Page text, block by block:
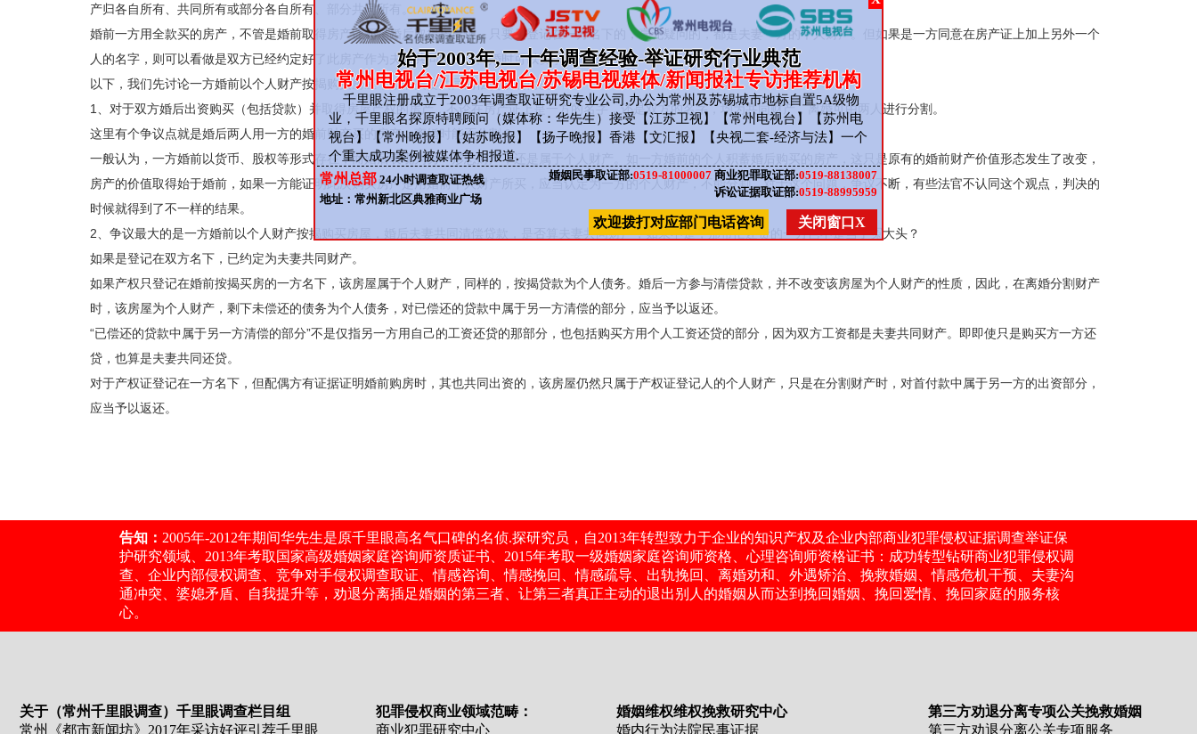
产归各自所有、共同所有或部分各自所有、部分共同所有。
婚前一方用全款买的房产，不管是婚前取得房产证还是婚后取得房产证，只要只登记在一方名下的，毫无疑问的，都是夫妻一方的个人财产。但如果是一方同意在房产证上加上另外一个
人的名字，则可以看做是双方已经约定好了此房产作为夫妻共同财产，离婚时可以要求进行分割。
以下，我们先讨论一方婚前以个人财产按揭购买房屋，婚后夫妻共同清偿贷款的情况
1、对于双方婚后出资购买（包括贷款）并取得房屋产权的房产，不论在房产证上是一方的名字，还是双方的名字，均为共同财产，离婚可由两人进行分割。
这里有个争议点就是婚后两人用一方的婚前财产买的房产，离婚时能否分割？
一般认为，一方婚前以货币、股权等形式存在，而婚后表现为另一形态财产，还是属于个人财产。如一方婚前的个人积蓄婚后购买的房产，这只是原有的婚前财产价值形态发生了改变，
房产的价值取得始于婚前，如果一方能证明此次购买房产是用婚前个人财产所买，应当认定为一方的个人财产，不能分割。对于这个问题，争议不断，有些法官不认同这个观点，判决的
时候就得到了不一样的结果。
2、争议最大的是一方婚前以个人财产按揭购买房屋，婚后夫妻共同清偿贷款，是否算夫妻共同财产，如果不是，那帮忙还贷的一方岂不是当了冤大头？
如果是登记在双方名下，已约定为夫妻共同财产。
如果产权只登记在婚前按揭买房的一方名下，该房屋属于个人财产，同样的，按揭贷款为个人债务。婚后一方参与清偿贷款，并不改变该房屋为个人财产的性质，因此，在离婚分割财产
时，该房屋为个人财产，剩下未偿还的债务为个人债务，对已偿还的贷款中属于另一方清偿的部分，应当予以返还。
“已偿还的贷款中属于另一方清偿的部分”不是仅指另一方用自己的工资还贷的那部分，也包括购买方用个人工资还贷的部分，因为双方工资都是夫妻共同财产。即即使只是购买方一方还
贷，也算是夫妻共同还贷。
对于产权证登记在一方名下，但配偶方有证据证明婚前购房时，其也共同出资的，该房屋仍然只属于产权证登记人的个人财产，只是在分割财产时，对首付款中属于另一方的出资部分，
应当予以返还。
告知： 2005年-2012年期间华先生是原千里眼高名气口碑的名侦.探研究员，自2013年转型致力于企业的知识产权及企业内部商业犯罪侵权证据调查举证保
护研究领域、2013年考取国家高级婚姻家庭咨询师资质证书、2015年考取一级婚姻家庭咨询师资格、心理咨询师资格证书：成功转型钻研商业犯罪侵权调
查、企业内部侵权调查、竞争对手侵权调查取证、情感咨询、情感挽回、情感疏导、出轨挽回、离婚劝和、外遇矫治、挽救婚姻、情感危机干预、夫妻沟
通冲突、婆媳矛盾、自我提升等，劝退分离插足婚姻的第三者、让第三者真正主动的退出别人的婚姻从而达到挽回婚姻、挽回爱情、挽回家庭的服务核
心。
关于（常州千里眼调查）千里眼调查栏目组
常州《都市新闻坊》2017年采访好评引荐千里眼
犯罪侵权商业领域范畴：
商业犯罪研究中心
婚姻维权维权挽救研究中心
婚内行为法院民事证据
第三方劝退分离专项公关挽救婚姻
第三方劝退分离公关专项服务
始于2003年,二十年调查经验-举证研究行业典范
常州电视台/江苏电视台/苏锡电视媒体/新闻报社专访推荐机构
千里眼注册成立于2003年调查取证研究专业公司,办公为常州及苏锡城市地标自置5A级物
业，千里眼名探原特聘顾问（媒体称：华先生）接受【江苏卫视】【常州电视台】【苏州电
视台】【常州晚报】【姑苏晚报】【扬子晚报】香港【文汇报】【央视二套-经济与法】一个
个重大成功案例被媒体争相报道.
常州总部 24小时调查取证热线 婚姻民事取证部:0519-81000007 商业犯罪取证部:0519-88138007
诉讼证据取证部:0519-88995959
地址：常州新北区典雅商业广场
关闭窗口X
欢迎拨打对应部门电话咨询